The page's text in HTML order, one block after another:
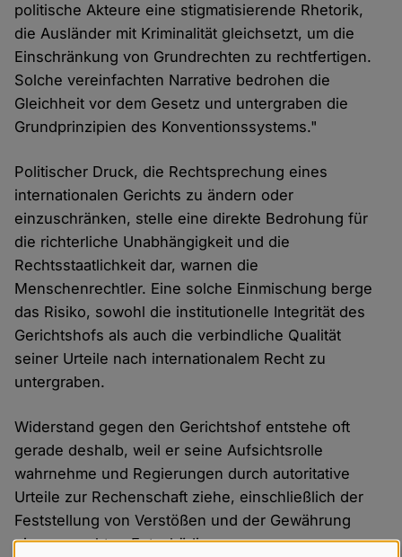
politische Akteure eine stigmatisierende Rhetorik,
die Ausländer mit Kriminalität gleichsetzt, um die
Einschränkung von Grundrechten zu rechtfertigen.
Solche vereinfachten Narrative bedrohen die
Gleichheit vor dem Gesetz und untergraben die
Grundprinzipien des Konventionssystems."
Politischer Druck, die Rechtsprechung eines
internationalen Gerichts zu ändern oder
einzuschränken, stelle eine direkte Bedrohung für
die richterliche Unabhängigkeit und die
Rechtsstaatlichkeit dar, warnen die
Menschenrechtler. Eine solche Einmischung berge
das Risiko, sowohl die institutionelle Integrität des
Gerichtshofs als auch die verbindliche Qualität
seiner Urteile nach internationalem Recht zu
untergraben.
Widerstand gegen den Gerichtshof entstehe oft
gerade deshalb, weil er seine Aufsichtsrolle
wahrnehme und Regierungen durch autoritative
Urteile zur Rechenschaft ziehe, einschließlich der
Feststellung von Verstößen und der Gewährung
einer gerechten Entschädigung.